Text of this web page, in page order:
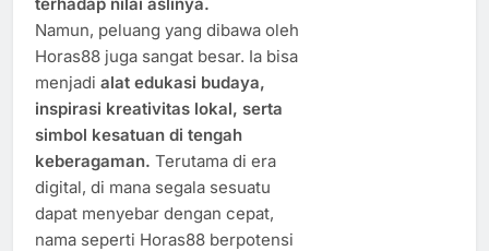
Namun, peluang yang dibawa oleh
Horas88 juga sangat besar. Ia bisa
menjadi alat edukasi budaya,
inspirasi kreativitas lokal, serta
simbol kesatuan di tengah
keberagaman. Terutama di era
digital, di mana segala sesuatu
dapat menyebar dengan cepat,
nama seperti Horas88 berpotensi